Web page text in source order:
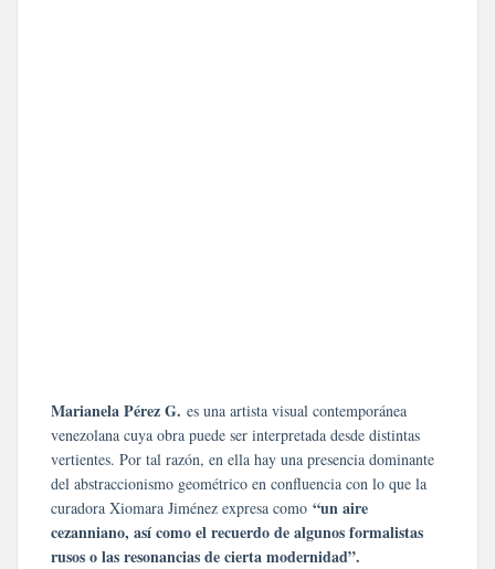
Marianela Pérez G. es una artista visual contemporánea
venezolana cuya obra puede ser interpretada desde distintas
vertientes. Por tal razón, en ella hay una presencia dominante
del abstraccionismo geométrico en confluencia con lo que la
curadora Xiomara Jiménez expresa como “un aire
cezanniano, así como el recuerdo de algunos formalistas
rusos o las resonancias de cierta modernidad”.